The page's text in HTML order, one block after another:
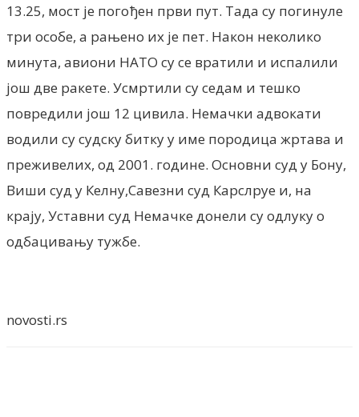
13.25, мост је погођен први пут. Тада су погинуле
три особе, а рањено их је пет. Након неколико
минута, авиони НАТО су се вратили и испалили
још две ракете. Усмртили су седам и тешко
повредили још 12 цивила. Немачки адвокати
водили су судску битку у име породица жртава и
преживелих, од 2001. године. Основни суд у Бону,
Виши суд у Келну,Савезни суд Карслруе и, на
крају, Уставни суд Немачке донели су одлуку о
одбацивању тужбе.
novosti.rs